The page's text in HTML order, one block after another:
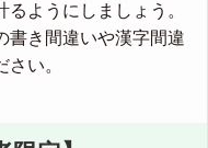
ようにしましょう。
書き間違いや漢字間違
い。